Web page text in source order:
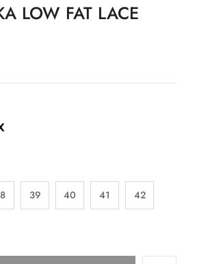
LOW FAT LACE
39 40 41 42